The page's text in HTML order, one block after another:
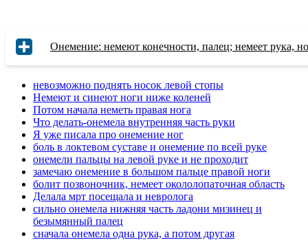
Онемение: немеют конечности, палец; немеет рука,
невозможно поднять носок левой стопы
Немеют и синеют ноги ниже коленей
Потом начала неметь правая нога
Что делать-онемела внутренняя часть руки
Я уже писала про онемение ног
боль в локтевом суставе и онемение по всей руке
онемели пальцы на левой руке и не проходит
замечаю онемение в большом пальце правой ноги
болит позвоночник, немеет окололопаточная область
Делала мрт посещала и невролога
сильно онемела нижняя часть ладони мизинец и
безымянный палец
сначала онемела одна рука, а потом другая